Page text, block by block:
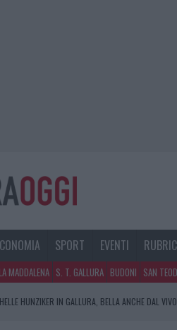
SPORT EVENTI
LA MADDALENA S. T. GALLURA BUDONI SAN
HUNZIKER IN GALLURA, BELLA ANCHE DAL